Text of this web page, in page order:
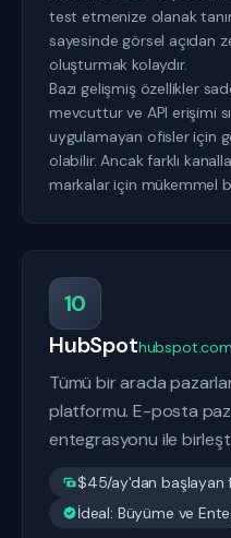
test etmenize olanak
sayesinde görsel açıdan
oluşturmak kolaydır.
Bazı gelişmiş özellikler
mevcuttur ve API erişimi
uygulamayan ofisler için
olabilir. Ancak farklı
markalar için mükemmel
10
HubSpot
Tümü bir arada
platformu. E-posta
entegrasyonu ile
$45/ay'dan başlayan
İdeal: Büyüme ve